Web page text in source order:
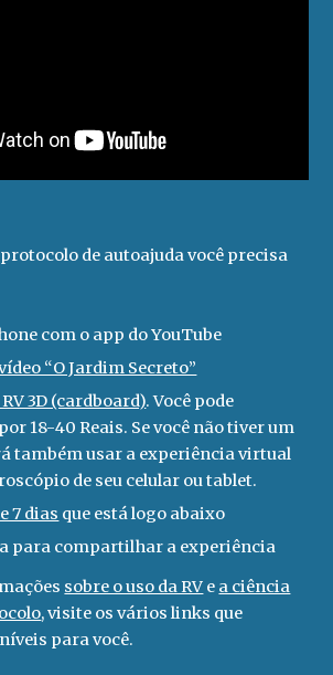
de autoajuda você precisa
com o app do YouTube
“O Jardim Secreto”
3D (cardboard). Você pode
18-40 Reais. Se você não tiver um
também usar a experiência virtual
de seu celular ou tablet.
7 dias que está logo abaixo
para compartilhar a experiência
sobre o uso da RV e a ciência
, visite os vários links que
para você.